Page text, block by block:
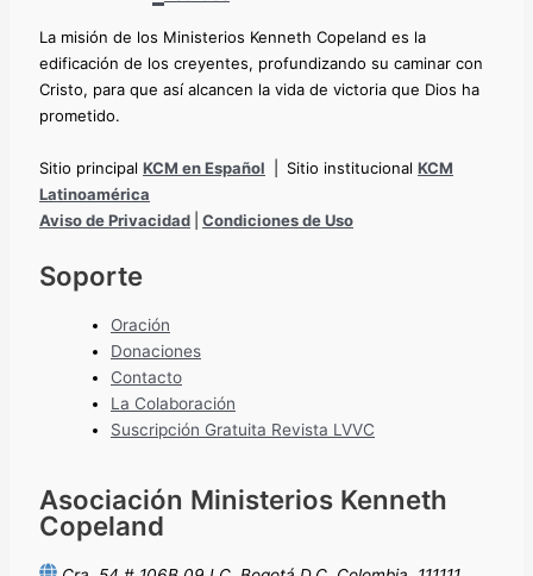
La misión de los Ministerios Kenneth Copeland es la
edificación de los creyentes, profundizando su caminar con
Cristo, para que así alcancen la vida de victoria que Dios ha
prometido.
Sitio principal KCM en Español Sitio institucional KCM
Latinoamérica
Aviso de Privacidad
Condiciones de Uso
Soporte
Oración
Donaciones
Contacto
La Colaboración
Suscripción Gratuita Revista LVVC
Asociación Ministerios Kenneth
Copeland